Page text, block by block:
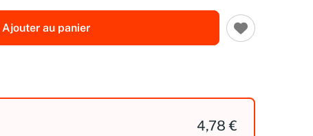
Ajouter au panier
4,78 €